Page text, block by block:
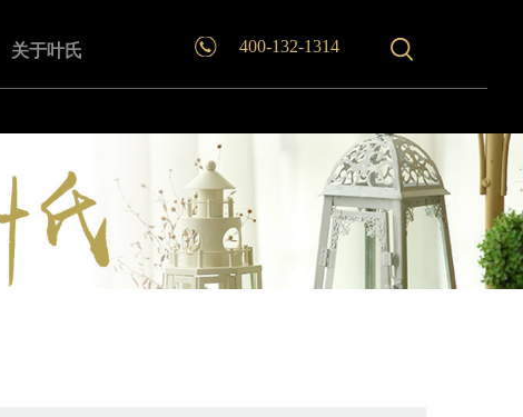
关于叶氏 400-132-1314